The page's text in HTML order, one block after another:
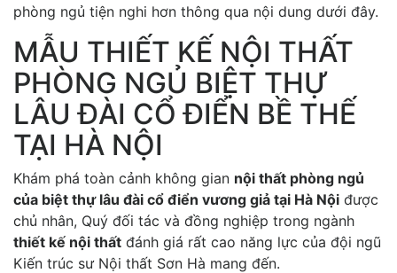
phòng ngủ tiện nghi hơn thông qua nội dung dưới đây.
MẪU THIẾT KẾ NỘI THẤT
PHÒNG NGỦ BIỆT THỰ
LÂU ĐÀI CỔ ĐIỂN BỀ THẾ
TẠI HÀ NỘI
Khám phá toàn cảnh không gian nội thất phòng ngủ
của biệt thự lâu đài cổ điển vương giả tại Hà Nội được
chủ nhân, Quý đối tác và đồng nghiệp trong ngành
thiết kế nội thất đánh giá rất cao năng lực của đội ngũ
Kiến trúc sư Nội thất Sơn Hà mang đến.